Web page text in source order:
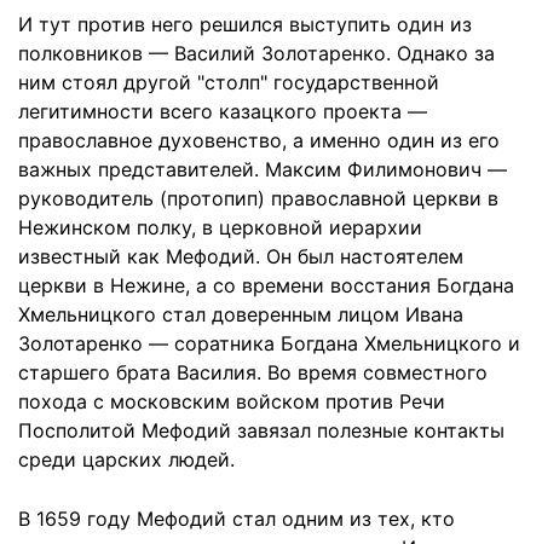
И тут против него решился выступить один из
полковников — Василий Золотаренко. Однако за
ним стоял другой "столп" государственной
легитимности всего казацкого проекта —
православное духовенство, а именно один из его
важных представителей. Максим Филимонович —
руководитель (протопип) православной церкви в
Нежинском полку, в церковной иерархии
известный как Мефодий. Он был настоятелем
церкви в Нежине, а со времени восстания Богдана
Хмельницкого стал доверенным лицом Ивана
Золотаренко — соратника Богдана Хмельницкого и
старшего брата Василия. Во время совместного
похода с московским войском против Речи
Посполитой Мефодий завязал полезные контакты
среди царских людей.
В 1659 году Мефодий стал одним из тех, кто